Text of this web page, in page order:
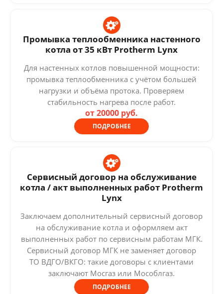
Промывка теплообменника настенного
котла от 35 кВт Protherm Lynx
Для настенных котлов повышенной мощности:
промывка теплообменника с учётом большей
нагрузки и объёма протока. Проверяем
стабильность нагрева после работ.
от 20000 руб.
ПОДРОБНЕЕ
Сервисный договор на обслуживание
котла / акт выполненных работ Protherm
Lynx
Заключаем дополнительный сервисный договор
на обслуживание котла и оформляем акт
выполненных работ по сервисным работам МГК.
Сервисный договор МГК не заменяет договор
ТО ВДГО/ВКГО: такие договоры с клиентами
заключают Мосгаз или Мособлгаз.
ПОДРОБНЕЕ